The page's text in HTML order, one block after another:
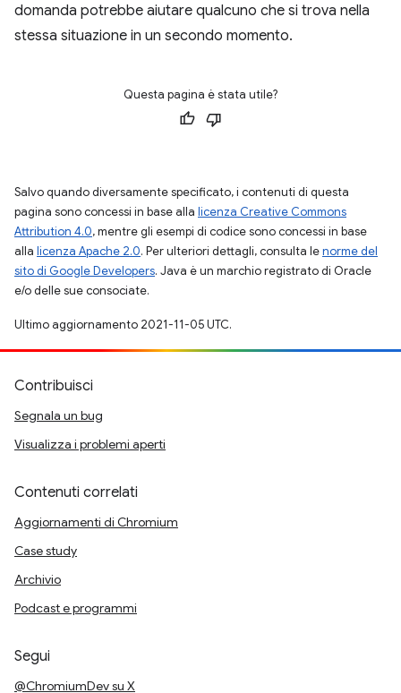
domanda potrebbe aiutare qualcuno che si trova nella
stessa situazione in un secondo momento.
Questa pagina è stata utile?
Salvo quando diversamente specificato, i contenuti di questa
pagina sono concessi in base alla licenza Creative Commons
Attribution 4.0, mentre gli esempi di codice sono concessi in base
alla licenza Apache 2.0. Per ulteriori dettagli, consulta lenorme del
sito di Google Developers. Java è un marchio registrato di Oracle
e/o delle sue consociate.
Ultimo aggiornamento 2021-11-05 UTC.
Contribuisci
Segnala un bug
Visualizza i problemi aperti
Contenuti correlati
Aggiornamenti di Chromium
Case study
Archivio
Podcast e programmi
Segui
@ChromiumDev su X